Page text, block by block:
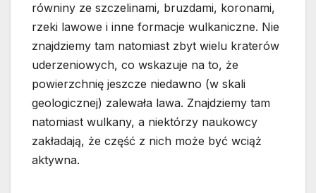
równiny ze szczelinami, bruzdami, koronami,
rzeki lawowe i inne formacje wulkaniczne. Nie
znajdziemy tam natomiast zbyt wielu kraterów
uderzeniowych, co wskazuje na to, że
powierzchnię jeszcze niedawno (w skali
geologicznej) zalewała lawa. Znajdziemy tam
natomiast wulkany, a niektórzy naukowcy
zakładają, że część z nich może być wciąż
aktywna.